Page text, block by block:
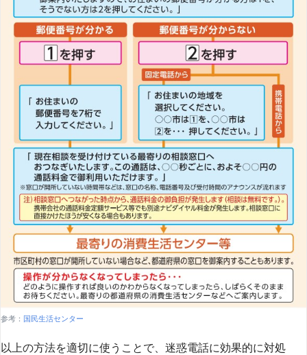
参考： 国民生活センター
以上の方法を適切に使うことで、迷惑電話に効果的に対処